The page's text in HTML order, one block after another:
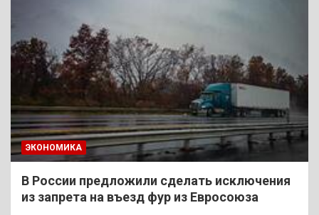
ЭКОНОМИКА
В России предложили сделать исключения
из запрета на въезд фур из Евросоюза